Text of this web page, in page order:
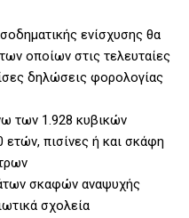
ενίσχυσης θα
οποίων στις τελευταίες
δηλώσεις φορολογίας
των 1.928 κυβικών
πισίνες ή και σκάφη
σκαφών αναψυχής
σχολεία